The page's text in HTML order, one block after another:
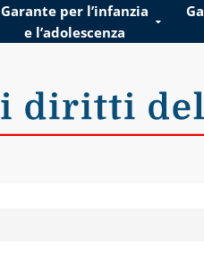
Garante per l’infanzia
e l’adolescenza